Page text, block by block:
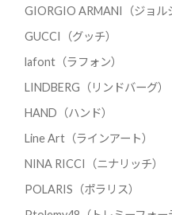
GIORGIO ARMANI（ジョル
GUCCI（グッチ）
lafont（ラフォン）
LINDBERG（リンドバーグ）
HAND（ハンド）
Line Art（ラインアート）
NINA RICCI（ニナリッチ）
POLARIS（ポラリス）